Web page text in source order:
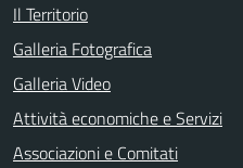
Il Territorio
Galleria Fotografica
Galleria Video
Attività economiche e Servizi
Associazioni e Comitati